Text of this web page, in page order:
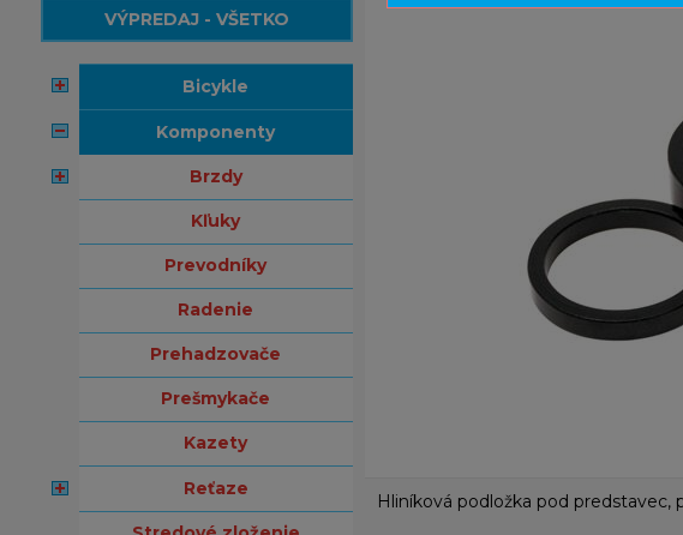
VÝPREDAJ - VŠETKO
bicykle
komponenty
brzdy
kľuky
prevodníky
radenie
prehadzovače
prešmykače
kazety
reťaze
Hliníková podložka pod predstavec,